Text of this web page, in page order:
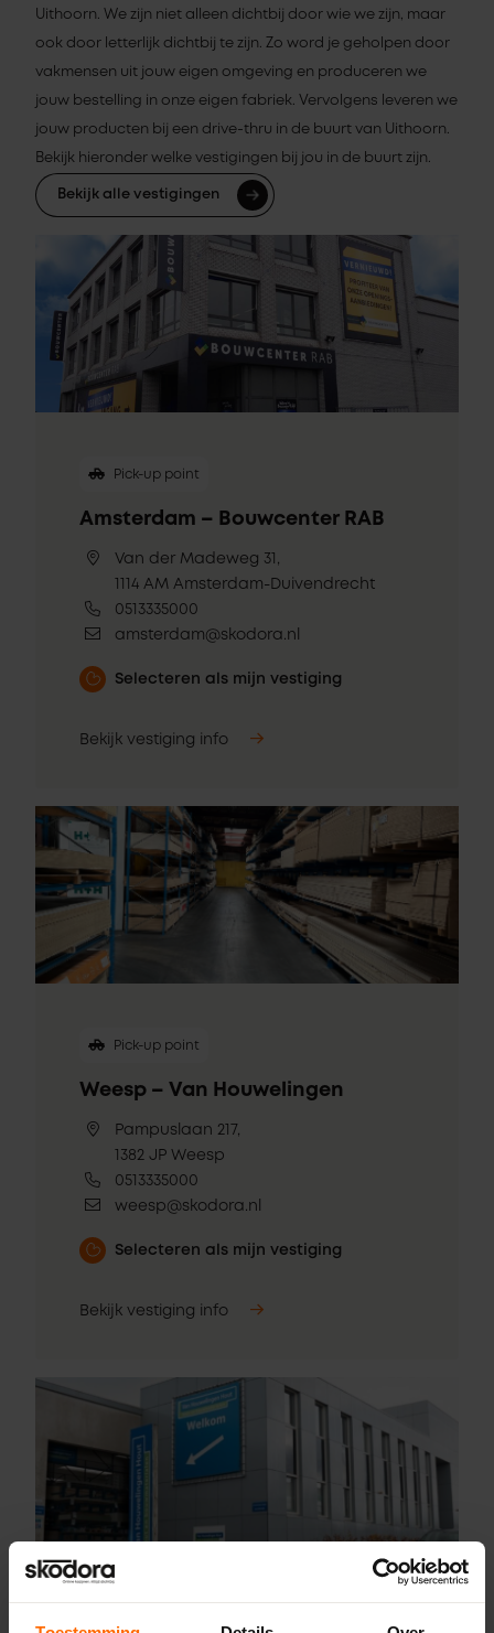
Uithoorn. We zijn niet alleen dichtbij door wie we zijn, maar
ook door letterlijk dichtbij te zijn. Zo word je geholpen door
vakmensen uit jouw eigen omgeving en produceren we
jouw bestelling in onze eigen fabriek. Vervolgens leveren we
jouw producten bij een drive-thru in de buurt van Uithoorn.
Bekijk hieronder welke vestigingen bij jou in de buurt zijn.
Bekijk alle vestigingen
Pick-up point
Amsterdam – Bouwcenter RAB
Van der Madeweg 31,
1114 AM Amsterdam-Duivendrecht
0513335000
amsterdam@skodora.nl
Selecteren als mijn vestiging
Bekijk vestiging info
Pick-up point
Weesp – Van Houwelingen
Pampuslaan 217,
1382 JP Weesp
0513335000
weesp@skodora.nl
Selecteren als mijn vestiging
Bekijk vestiging info